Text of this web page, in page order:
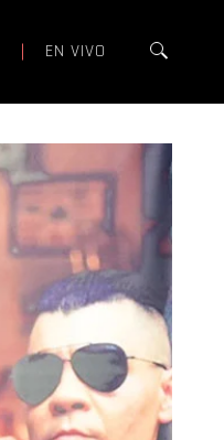
EN VIVO